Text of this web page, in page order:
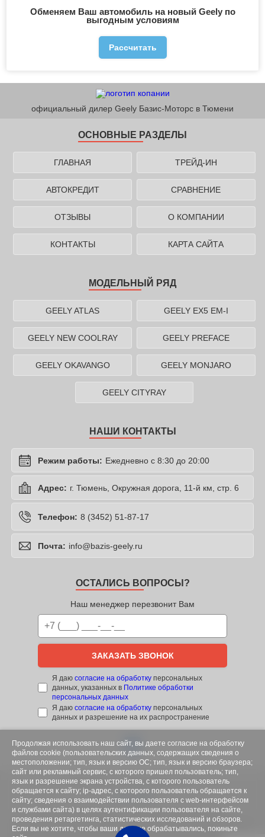
Обменяем Ваш автомобиль на новый Geely по
выгодным условиям
Рассчитать
официальный дилер Geely Базис-Моторс в Тюмени
ОСНОВНЫЕ РАЗДЕЛЫ
ГЛАВНАЯ ТРЕЙД-ИН
АВТОКРЕДИТ СРАВНЕНИЕ
ОТЗЫВЫ О КОМПАНИИ
КОНТАКТЫ КАРТА САЙТА
МОДЕЛЬНЫЙ РЯД
GEELY ATLAS GEELY EX5 EM-I
GEELY NEW COOLRAY GEELY PREFACE
GEELY OKAVANGO GEELY MONJARO
GEELY CITYRAY
НАШИ КОНТАКТЫ
Режим работы: Ежедневно с 8:30 до 20:00
Адрес: г. Тюмень, Окружная дорога, 11-й км, стр. 6
Телефон: 8 (3452) 51-87-17
Почта: info@bazis-geely.ru
ОСТАЛИСЬ ВОПРОСЫ?
Наш менеджер перезвонит Вам
ЗАКАЗАТЬ ЗВОНОК
Я даю согласие на обработку персональных
данных, указанных в Политике обработки
персональных данных
Я даю согласие на обработку персональных
данных и разрешение на их распространение
Разработка и продвижение сайта:
Вся представленная на сайте информация носит
информационный характер и не является публичной офертой,
определяемой положениями статьи 437 (2) ГК РФ. Все цены,
Продолжая использовать наш сайт, вы даете согласие на обработку
файлов cookie (пользовательских данных, содержащих сведения о
местоположении; тип, язык и версию ОС; тип, язык и версию браузера;
сайт или рекламный сервис, с которого пришел пользователь; тип,
язык и разрешение экрана устройства, с которого пользователь
обращается к сайту; ip-адрес, с которого пользователь обращается к
сайту; сведения о взаимодействии пользователя с web-интерфейсом
и службами сайта) в целях аутентификации пользователя на сайте,
проведения ретаргетинга, статистических исследований и обзоров.
Если вы не хотите, чтобы ваши данные обрабатывались, покиньте